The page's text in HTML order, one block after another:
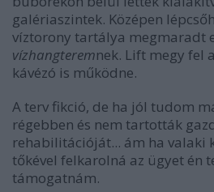
galériaszintek. Középen
víztorony tartálya megmaradt
vízhangteremnek. Lift megy fel
kávézó is működne.
A terv fikció, de ha jól tudom
régebben és nem tartották
rehabilitációját... ám ha valaki
tőkével felkarolná az ügyet én
támogatnám.